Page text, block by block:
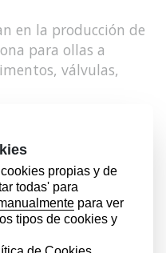
en la producción de
para ollas a
válvulas,
LA FOTO ADJUNTA
desee ampliar: